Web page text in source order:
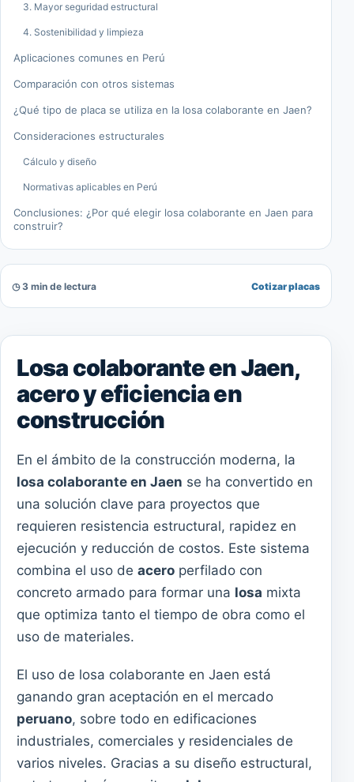
3. Mayor seguridad estructural
4. Sostenibilidad y limpieza
Aplicaciones comunes en Perú
Comparación con otros sistemas
¿Qué tipo de placa se utiliza en la losa colaborante en Jaen?
Consideraciones estructurales
Cálculo y diseño
Normativas aplicables en Perú
Conclusiones: ¿Por qué elegir losa colaborante en Jaen para
construir?
◷ 3 min de lectura Cotizar placas
Losa colaborante en Jaen,
acero y eficiencia en
construcción
En el ámbito de la construcción moderna, la
losa colaborante en Jaen se ha convertido en
una solución clave para proyectos que
requieren resistencia estructural, rapidez en
ejecución y reducción de costos. Este sistema
combina el uso de acero perfilado con
concreto armado para formar una losa mixta
que optimiza tanto el tiempo de obra como el
uso de materiales.
El uso de losa colaborante en Jaen está
ganando gran aceptación en el mercado
peruano, sobre todo en edificaciones
industriales, comerciales y residenciales de
varios niveles. Gracias a su diseño estructural,